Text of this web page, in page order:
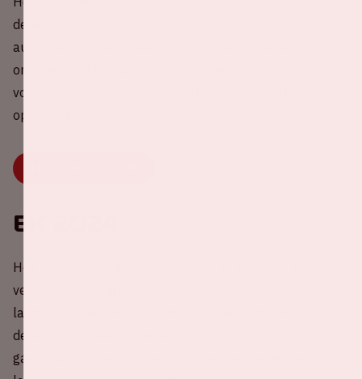
de wedstrijd Nederland - Frankrijk💚 Deel nu jouw lege
autostoel(en) met andere Oranjefans of kies een rit uit
om mee te rijden. Samen rijden is veel gezelliger, beter
voor je portemonnee én natuurlijk het milieu. Druk snel
op onderstaande knop.
EK 2024
Het EK 2024 zal gespeeld worden in Duitsland in 10
verschillende stadions, verdeeld over 10 speelsteden. 20
landen kwalificeren zich direct voor het eindtoernooi via
de reguliere kwalificatiewedstrijden, Duitsland heeft als
gastland automatisch een ticket en de overige drie